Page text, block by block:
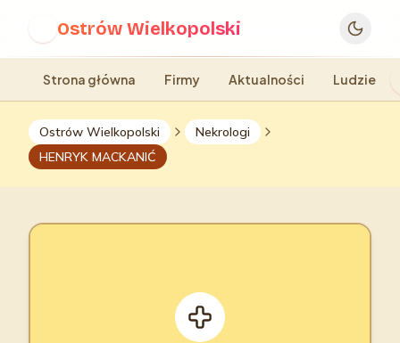
Ostrów Wielkopolski
Strona główna Firmy Aktualności Ludzie
Ostrów Wielkopolski
Nekrologi
HENRYK MACKANIĆ